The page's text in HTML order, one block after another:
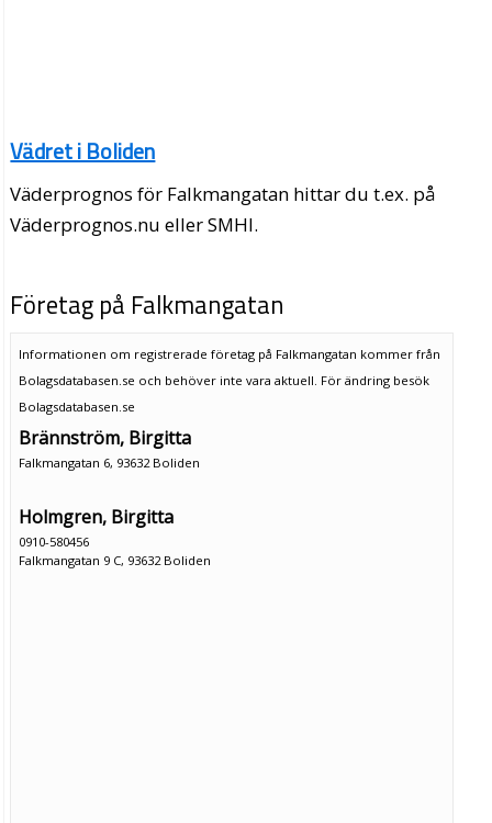
Vädret i Boliden
Väderprognos för Falkmangatan hittar du t.ex. på
Väderprognos.nu eller SMHI.
Företag på Falkmangatan
Informationen om registrerade företag på Falkmangatan kommer från
Bolagsdatabasen.se och behöver inte vara aktuell. För ändring besök
Bolagsdatabasen.se
Brännström, Birgitta
Falkmangatan 6, 93632 Boliden
Holmgren, Birgitta
0910-580456
Falkmangatan 9 C, 93632 Boliden